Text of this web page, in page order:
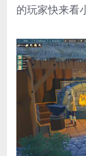
的玩家快来看